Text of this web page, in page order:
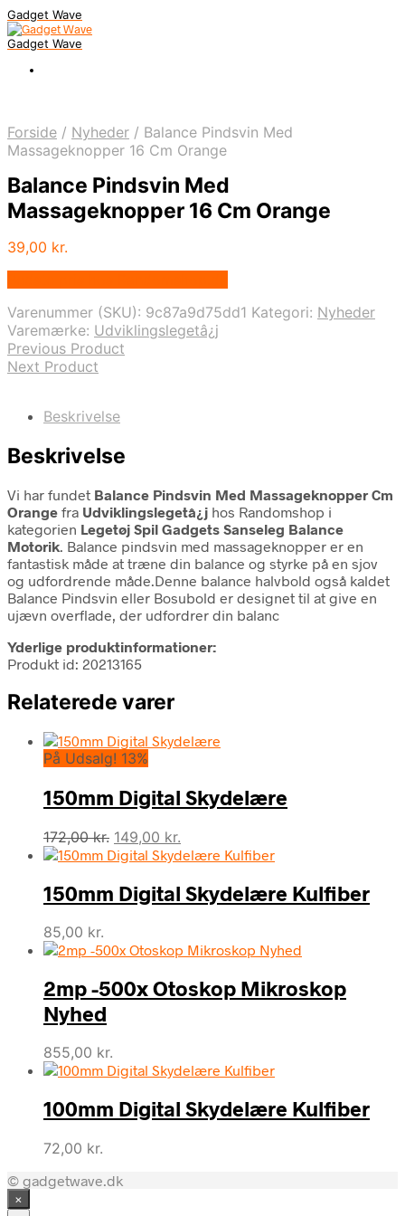
Gadget Wave
Gadget Wave
Forside / Nyheder / Balance Pindsvin Med
Massageknopper 16 Cm Orange
Balance Pindsvin Med
Massageknopper 16 Cm Orange
39,00 kr.
Varenummer (SKU): 9c87a9d75dd1 Kategori: Nyheder
Varemærke: Udviklingslegetâ¿j
Previous Product
Next Product
Beskrivelse
Beskrivelse
Vi har fundet Balance Pindsvin Med Massageknopper Cm
Orange fra Udviklingslegetâ¿j hos Randomshop i
kategorien Legetøj Spil Gadgets Sanseleg Balance
Motorik. Balance pindsvin med massageknopper er en
fantastisk måde at træne din balance og styrke på en sjov
og udfordrende måde.Denne balance halvbold også kaldet
Balance Pindsvin eller Bosubold er designet til at give en
ujævn overflade, der udfordrer din balanc
Yderlige produktinformationer:
Produkt id: 20213165
Relaterede varer
På Udsalg! 13%
150mm Digital Skydelære
172,00kr. Den
oprindelige
var:
172,00 kr..
149,00 kr.
aktuelle
er:
149,00 kr..
150mm Digital Skydelære Kulfiber
85,00 kr.
2mp -500x Otoskop Mikroskop
Nyhed
855,00 kr.
100mm Digital Skydelære Kulfiber
72,00 kr.
© gadgetwave.dk
×